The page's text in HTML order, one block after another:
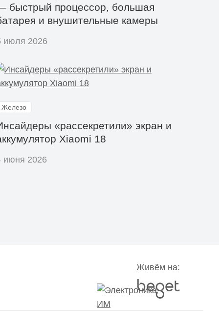
быстрый процессор, большая
и внушительные камеры
июля 2026
Железо
«рассекретили» экран и
Xiaomi 18
июня 2026
Живём на: